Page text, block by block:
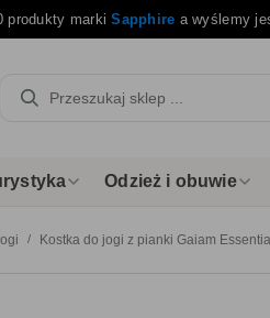
produkty markiSapphire a wyślemy
Odzież i obuwie
Kostka do jogi z pianki Gaiam